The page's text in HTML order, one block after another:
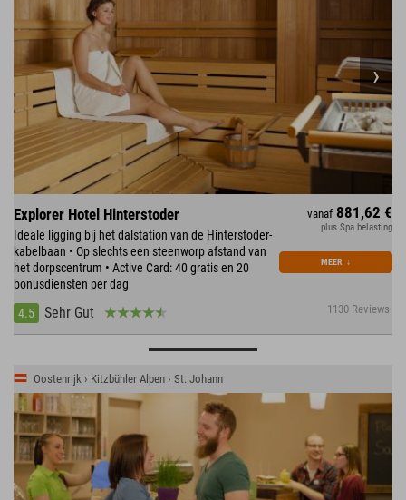
Explorer Hotel Hinterstoder
Ideale ligging bij het dalstation van de Hinterstoder-
kabelbaan • Op slechts een steenworp afstand van
het dorpscentrum • Active Card: 40 gratis en 20
bonusdiensten per dag
4.5
Sehr Gut 1130 Reviews
vanaf 881,62 €
plus Spa belasting
MEER ↓
Oostenrijk › Kitzbühler Alpen › St. Johann